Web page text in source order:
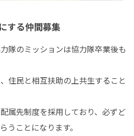
する仲間募集
隊のミッションは協力隊卒業後も
住民と相互扶助の上共生すること
属先制度を採用しており、必ずど
うことになります。